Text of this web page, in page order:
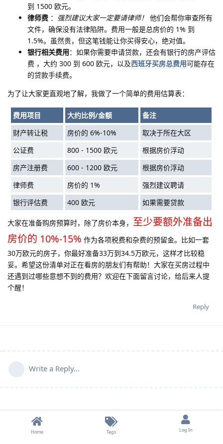
到 1500 欧元。
律师费 ： 强烈建议大家一定要请律师！ 他们会帮你审查所有
文件，确保没有法律陷阱。费用一般是总房价的 1% 到
1.5%。虽然贵，但这笔钱能让你买得安心，绝对值。
银行相关费用：如果你需要申请贷款，还会有银行的房产评估
费 ，大约 300 到 600 欧元，以及西班牙买房总费用可能存在
的贷款手续费。
为了让大家更直观地了解，我做了一个简单的费用估算表：
费用项目 大约比例/金额
备注
财产转让税
房价的 6%-10%
取决于所在大区
公证费
800 - 1500 欧元
根据房价浮动
房产注册费
600 - 1200 欧元
根据房价浮动
律师费
房价的 1%
强烈建议聘请
银行评估费
400 欧元 如果需要贷款
大家在准备购房预算时，除了房价本身， 至少要额外准备出
房价的 10%-15% 作为各项税费和杂费的预留金。比如一套
30万欧元的房子，你最好准备33万到34.5万欧元，这样才比较稳
妥。希望这份清单对正在看房的朋友们有帮助！大家在买房过程中
还遇到过哪些意想不到的费用？欢迎在下面留言讨论，给后来人提
个醒！
Reply
Write a Reply...
Home Tags Log In